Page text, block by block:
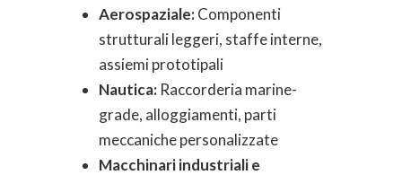
Aerospaziale:Componenti
strutturali leggeri, staffe interne,
assiemi prototipali
Nautica: Raccorderia marine-
grade, alloggiamenti, parti
meccaniche personalizzate
Macchinari industriali e